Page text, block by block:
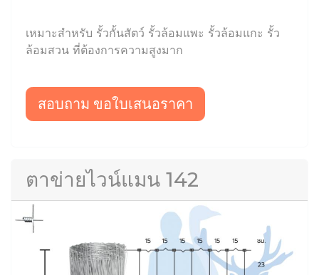
เหมาะสำหรับ รั้วกั้นสัตว์ รั้วล้อมแพะ รั้วล้อมแกะ รั้ว
ล้อมสวน ที่ต้องการความสูงมาก
สอบถาม ขอใบเสนอราคา
ตาข่ายไวน์แมน 142